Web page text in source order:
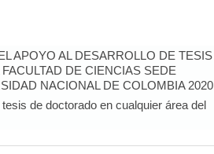
APOYO AL DESARROLLO DE TESIS
DE CIENCIAS SEDE
NACIONAL DE COLOMBIA 2020
de doctorado en cualquier área del